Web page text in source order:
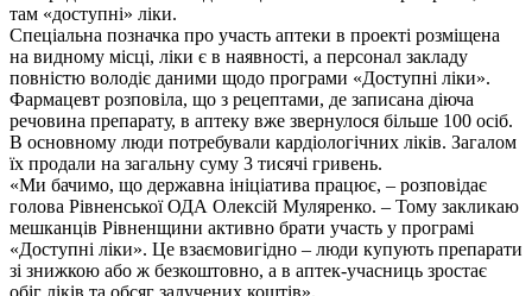
там «доступні» ліки.
Спеціальна позначка про участь аптеки в проекті розміщена
на видному місці, ліки є в наявності, а персонал закладу
повністю володіє даними щодо програми «Доступні ліки».
Фармацевт розповіла, що з рецептами, де записана діюча
речовина препарату, в аптеку вже звернулося більше 100 осіб.
В основному люди потребували кардіологічних ліків. Загалом
їх продали на загальну суму 3 тисячі гривень.
«Ми бачимо, що державна ініціатива працює, – розповідає
голова Рівненської ОДА Олексій Муляренко. – Тому закликаю
мешканців Рівненщини активно брати участь у програмі
«Доступні ліки». Це взаємовигідно – люди купують препарати
зі знижкою або ж безкоштовно, а в аптек-учасниць зростає